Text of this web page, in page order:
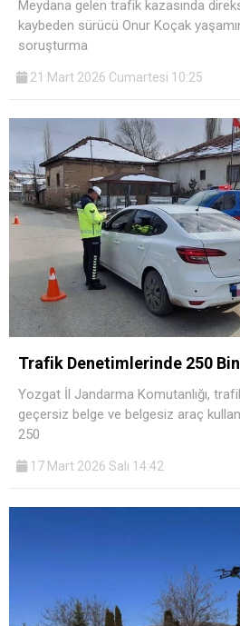
Meydana gelen trafik kazasında
kaybeden sürücü Onur Koçak
soruşturma
21 Mart 2026 Cumartesi 10:25
Trafik Denetimlerinde 250
Yozgat İl Jandarma Komutanlığı,
geçersiz belge ve belgesiz araç
250
17 Mart 2026 Salı 14:42